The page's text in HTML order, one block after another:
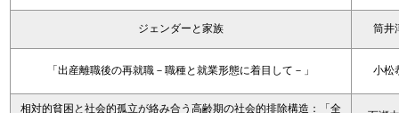
ジェンダーと家族 筒井
「出産離職後の再就職－職種と就業形態に着目して－」 小松
相対的貧困と社会的孤立が絡み合う高齢期の社会的排除構造：「全